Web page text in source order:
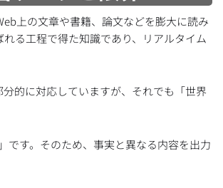
上の文章や書籍、論文などを膨大に読み
る工程で得た知識であり、リアルタイム
的に対応していますが、それでも「世界
です。そのため、事実と異なる内容を出力